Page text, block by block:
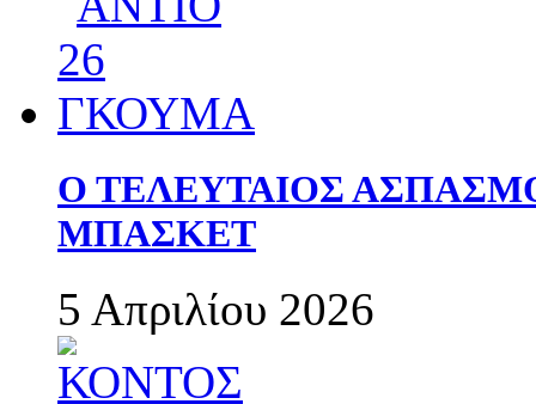
Ο ΤΕΛΕΥΤΑΙΟΣ
ΜΠΑΣΚΕΤ
5 Απριλίου 2026